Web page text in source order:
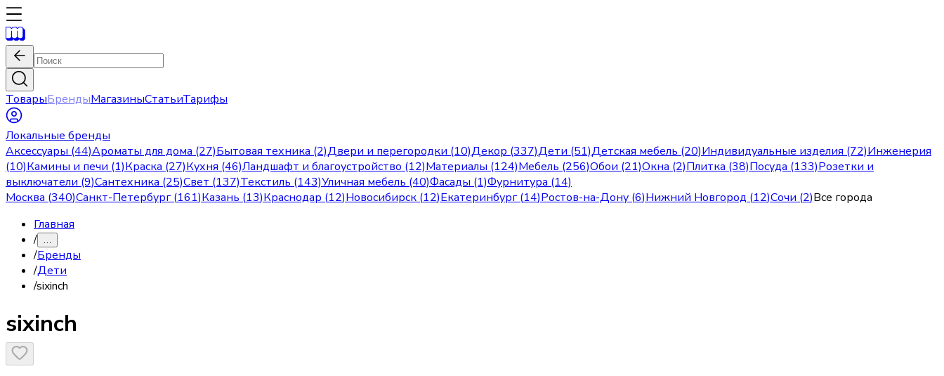
ТоварыБрендыМагазиныСтатьиТарифы
Локальные бренды
Аксессуары (44)Ароматы для дома (27)Бытовая техника (2)Двери и перегородки (10)Декор (337)Дети (51)Детская мебель (20)Индивидуальные изделия (72)Инженерия
(10)Камины и печи (1)Краска (27)Кухня (46)Ландшафт и благоустройство (12)Материалы (124)Мебель (256)Обои (21)Окна (2)Плитка (38)Посуда (133)Розетки и
выключатели (9)Сантехника (25)Свет (137)Текстиль (143)Уличная мебель (40)Фасады (1)Фурнитура (14)
Москва (340)Санкт-Петербург(161)Казань (13)Краснодар (12)Новосибирск (12)Екатеринбург(14)Ростов-на-Дону (6)Нижний Новгород (12)Сочи (2)Все города
Главная
/ …
/Бренды
/Дети
/sixinch
sixinch